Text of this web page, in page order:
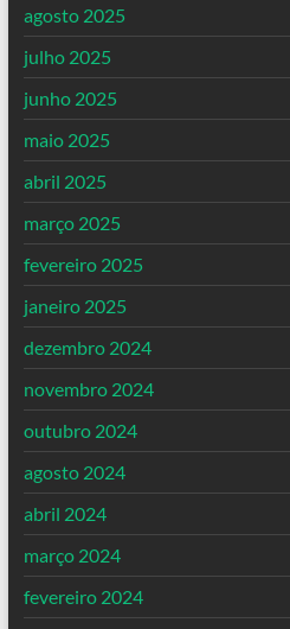
agosto 2025
julho 2025
junho 2025
maio 2025
abril 2025
março 2025
fevereiro 2025
janeiro 2025
dezembro 2024
novembro 2024
outubro 2024
agosto 2024
abril 2024
março 2024
fevereiro 2024